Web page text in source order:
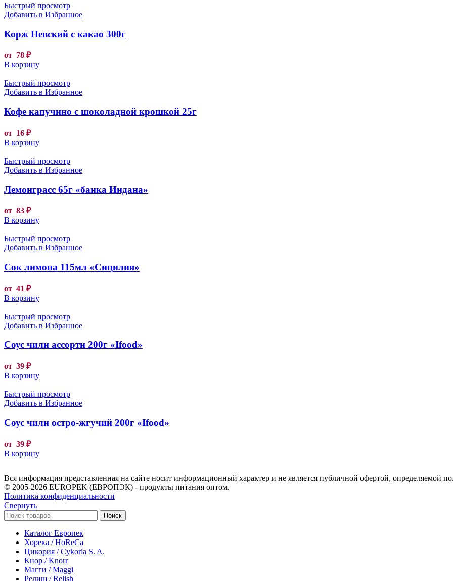
Быстрый просмотр
Добавить в Избранное
Корж Невский с какао 300г
от 78 ₽
В корзину
Быстрый просмотр
Добавить в Избранное
Кофе капучино с шоколадной крошкой 25г
от 16 ₽
В корзину
Быстрый просмотр
Добавить в Избранное
Лемонграсс 65г «банка Индана»
от 83 ₽
В корзину
Быстрый просмотр
Добавить в Избранное
Сок лимона 115мл «Сицилия»
от 41 ₽
В корзину
Быстрый просмотр
Добавить в Избранное
Соус чили ассорти 200г «Ifood»
от 39 ₽
В корзину
Быстрый просмотр
Добавить в Избранное
Соус чили остро-жгучий 200г «Ifood»
от 39 ₽
В корзину
Вся информация представленная на сайте носит информационный характер и не является публичной офертой, определяемой
© 2005-2026 EUROPEK (ЕВРОПЭК) - продукты питания оптом.
Политика конфиденциальности
Свернуть
Поиск
Каталог Европек
Хорека / HoReCa
Цикория / Cykoria S. A.
Кнор / Knorr
Магги / Maggi
Релиш / Relish